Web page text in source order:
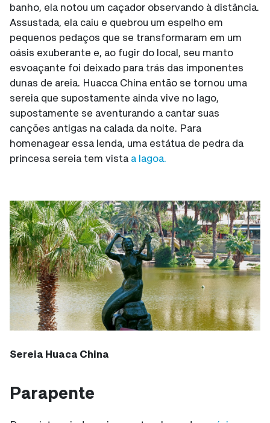
banho, ela notou um caçador observando à distância.
Assustada, ela caiu e quebrou um espelho em
pequenos pedaços que se transformaram em um
oásis exuberante e, ao fugir do local, seu manto
esvoaçante foi deixado para trás das imponentes
dunas de areia. Huacca China então se tornou uma
sereia que supostamente ainda vive no lago,
supostamente se aventurando a cantar suas
canções antigas na calada da noite. Para
homenagear essa lenda, uma estátua de pedra da
princesa sereia tem vista a lagoa.
Sereia Huaca China
Parapente